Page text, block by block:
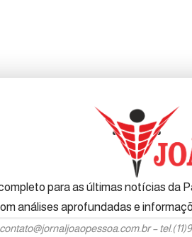
para as últimas notícias da
análises aprofundadas e
contato@jornaljoaopessoa.com.br–